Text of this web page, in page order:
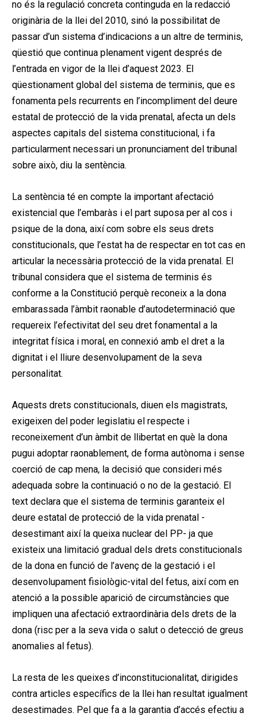
no és la regulació concreta continguda en la redacció
originària de la llei del 2010, sinó la possibilitat de
passar d’un sistema d’indicacions a un altre de terminis,
qüestió que continua plenament vigent després de
l’entrada en vigor de la llei d’aquest 2023. El
qüestionament global del sistema de terminis, que es
fonamenta pels recurrents en l’incompliment del deure
estatal de protecció de la vida prenatal, afecta un dels
aspectes capitals del sistema constitucional, i fa
particularment necessari un pronunciament del tribunal
sobre això, diu la sentència.
La sentència té en compte la important afectació
existencial que l’embaràs i el part suposa per al cos i
psique de la dona, així com sobre els seus drets
constitucionals, que l’estat ha de respectar en tot cas en
articular la necessària protecció de la vida prenatal. El
tribunal considera que el sistema de terminis és
conforme a la Constitució perquè reconeix a la dona
embarassada l’àmbit raonable d’autodeterminació que
requereix l’efectivitat del seu dret fonamental a la
integritat física i moral, en connexió amb el dret a la
dignitat i el lliure desenvolupament de la seva
personalitat.
Aquests drets constitucionals, diuen els magistrats,
exigeixen del poder legislatiu el respecte i
reconeixement d’un àmbit de llibertat en què la dona
pugui adoptar raonablement, de forma autònoma i sense
coerció de cap mena, la decisió que consideri més
adequada sobre la continuació o no de la gestació. El
text declara que el sistema de terminis garanteix el
deure estatal de protecció de la vida prenatal -
desestimant així la queixa nuclear del PP- ja que
existeix una limitació gradual dels drets constitucionals
de la dona en funció de l’avenç de la gestació i el
desenvolupament fisiològic-vital del fetus, així com en
atenció a la possible aparició de circumstàncies que
impliquen una afectació extraordinària dels drets de la
dona (risc per a la seva vida o salut o detecció de greus
anomalies al fetus).
La resta de les queixes d’inconstitucionalitat, dirigides
contra articles específics de la llei han resultat igualment
desestimades. Pel que fa a la garantia d’accés efectiu a